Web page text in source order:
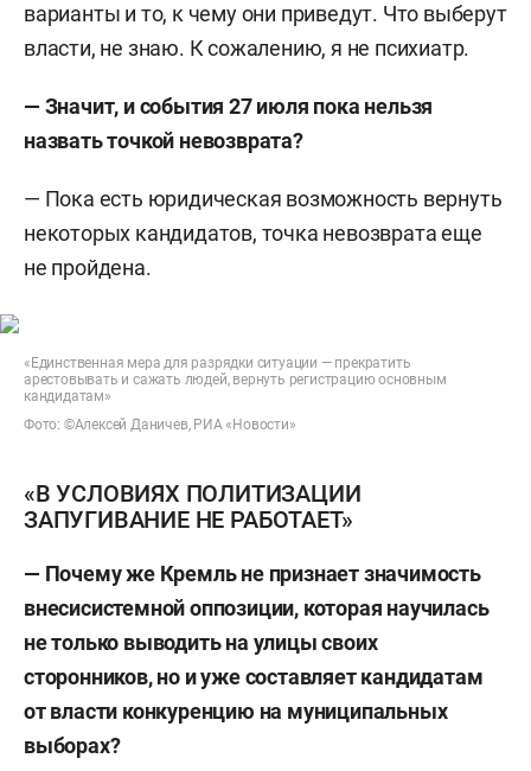
варианты и то, к чему они приведут. Что выберут
власти, не знаю. К сожалению, я не психиатр.
— Значит, и события 27 июля пока нельзя
назвать точкой невозврата?
— Пока есть юридическая возможность вернуть
некоторых кандидатов, точка невозврата еще
не пройдена.
«Единственная мера для разрядки ситуации — прекратить
арестовывать и сажать людей, вернуть регистрацию основным
кандидатам»
Фото: ©Алексей Даничев, РИА «Новости»
«В УСЛОВИЯХ ПОЛИТИЗАЦИИ
ЗАПУГИВАНИЕ НЕ РАБОТАЕТ»
— Почему же Кремль не признает значимость
внесисистемной оппозиции, которая научилась
не только выводить на улицы своих
сторонников, но и уже составляет кандидатам
от власти конкуренцию на муниципальных
выборах?